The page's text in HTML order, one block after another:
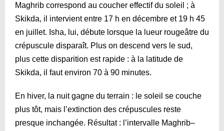
Maghrib correspond au coucher effectif du soleil ; à
Skikda, il intervient entre 17 h en décembre et 19 h 45
en juillet. Isha, lui, débute lorsque la lueur rougeâtre du
crépuscule disparaît. Plus on descend vers le sud,
plus cette disparition est rapide : à la latitude de
Skikda, il faut environ 70 à 90 minutes.
En hiver, la nuit gagne du terrain : le soleil se couche
plus tôt, mais l’extinction des crépuscules reste
presque inchangée. Résultat : l’intervalle Maghrib–